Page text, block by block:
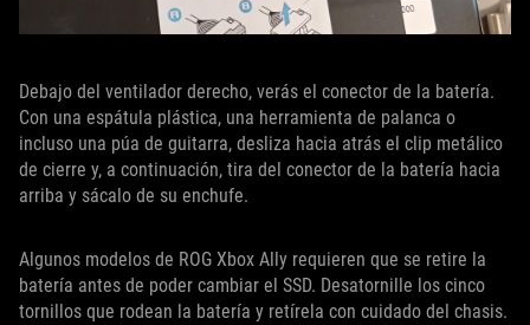
Debajo del ventilador derecho, verás el conector de la batería.
Con una espátula plástica, una herramienta de palanca o
incluso una púa de guitarra, desliza hacia atrás el clip metálico
de cierre y, a continuación, tira del conector de la batería hacia
arriba y sácalo de su enchufe.
Algunos modelos de ROG Xbox Ally requieren que se retire la
batería antes de poder cambiar el SSD. Desatornille los cinco
tornillos que rodean la batería y retírela con cuidado del chasis.